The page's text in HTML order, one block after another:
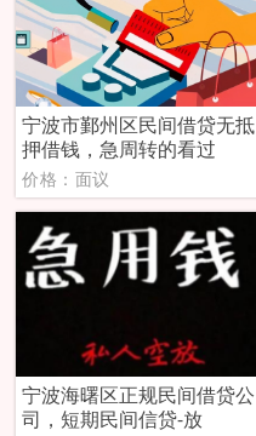
宁波市鄞州区民间借贷无抵
押借钱，急周转的看过
价格：面议
宁波海曙区正规民间借贷公
司，短期民间信贷-放